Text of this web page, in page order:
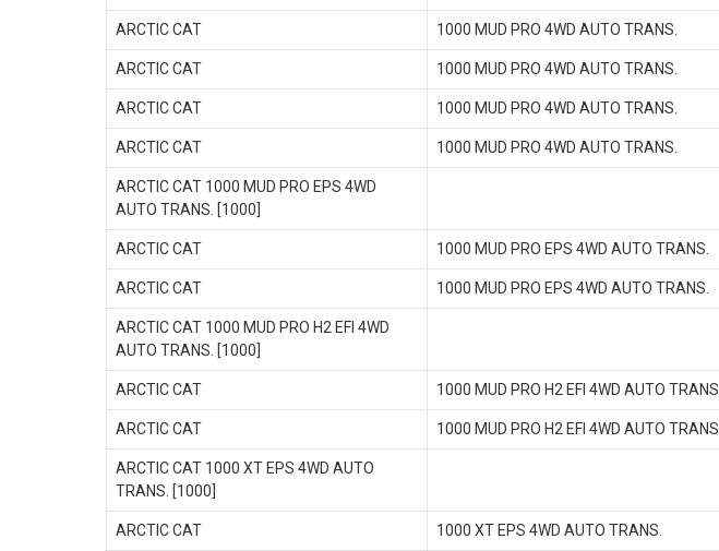
ARCTIC CAT 1000 MUD PRO 4WD AUTO TRANS.
ARCTIC CAT 1000 MUD PRO 4WD AUTO TRANS.
ARCTIC CAT 1000 MUD PRO 4WD AUTO TRANS.
ARCTIC CAT 1000 MUD PRO 4WD AUTO TRANS.
ARCTIC CAT 1000 MUD PRO EPS 4WD
AUTO TRANS. [1000]
ARCTIC CAT 1000 MUD PRO EPS 4WD AUTO TRANS.
ARCTIC CAT 1000 MUD PRO EPS 4WD AUTO TRANS.
ARCTIC CAT 1000 MUD PRO H2 EFI 4WD
AUTO TRANS. [1000]
ARCTIC CAT 1000 MUD PRO H2 EFI 4WD AUTO TRANS.
ARCTIC CAT 1000 MUD PRO H2 EFI 4WD AUTO TRANS.
ARCTIC CAT 1000 XT EPS 4WD AUTO
TRANS. [1000]
ARCTIC CAT 1000 XT EPS 4WD AUTO TRANS.